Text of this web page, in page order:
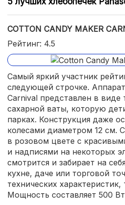
COTTON CANDY MAKER
Рейтинг: 4.5
Самый яркий участник
следующей строчке.
Carnival представлен в виде
сахарной ваты, которую
парках. Конструкция даже
колесами диаметром 12 см.
в розовом цвете с
и надписями на некоторых
смотрится и забирает на
кухне, даче или торговой
технических
Мощность составляет 500